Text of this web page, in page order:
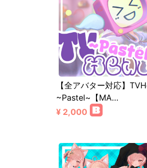
【全アバター対応】
~Pastel~【MA…
¥ 2,000